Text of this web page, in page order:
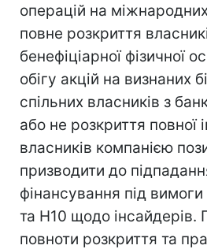
операцій на
повне розкриття
бенефіціарної фізичної
обігу акцій на визнаних
спільних власників з
або не розкриття повної
власників компанією
призводити до
фінансування під
та Н10 щодо інсайдерів.
повноти розкриття та